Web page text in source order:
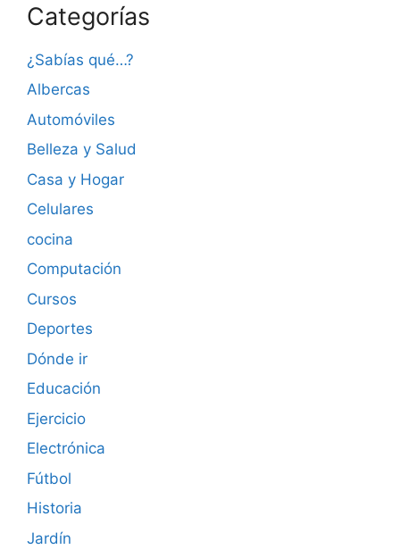
Categorías
¿Sabías qué…?
Albercas
Automóviles
Belleza y Salud
Casa y Hogar
Celulares
cocina
Computación
Cursos
Deportes
Dónde ir
Educación
Ejercicio
Electrónica
Fútbol
Historia
Jardín